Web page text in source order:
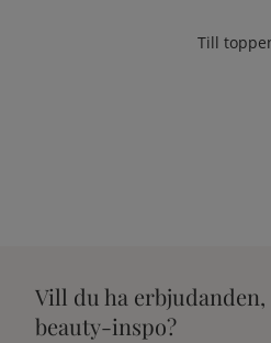
Till
Vill du ha
beauty-inspo?